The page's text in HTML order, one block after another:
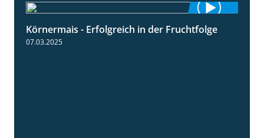
2:31
Körnermais - Erfolgreich in der Fruchtfolge
07.03.2025